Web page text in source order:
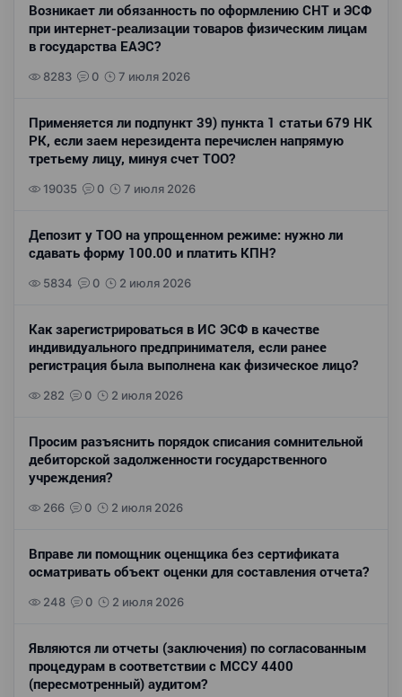
Возникает ли обязанность по оформлению СНТ и ЭСФ
при интернет-реализации товаров физическим лицам
в государства ЕАЭС?
8283 0 7 июля 2026
Применяется ли подпункт 39) пункта 1 статьи 679 НК
РК, если заем нерезидента перечислен напрямую
третьему лицу, минуя счет ТОО?
19035 0 7 июля 2026
Депозит у ТОО на упрощенном режиме: нужно ли
сдавать форму 100.00 и платить КПН?
5834 0 2 июля 2026
Как зарегистрироваться в ИС ЭСФ в качестве
индивидуального предпринимателя, если ранее
регистрация была выполнена как физическое лицо?
282 0 2 июля 2026
Просим разъяснить порядок списания сомнительной
дебиторской задолженности государственного
учреждения?
266 0 2 июля 2026
Вправе ли помощник оценщика без сертификата
осматривать объект оценки для составления отчета?
248 0 2 июля 2026
Являются ли отчеты (заключения) по согласованным
процедурам в соответствии с МССУ 4400
(пересмотренный) аудитом?